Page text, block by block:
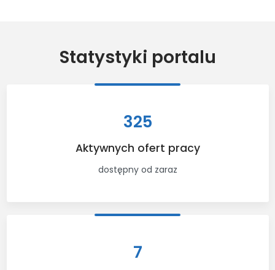
Statystyki portalu
325
Aktywnych ofert pracy
dostępny od zaraz
7